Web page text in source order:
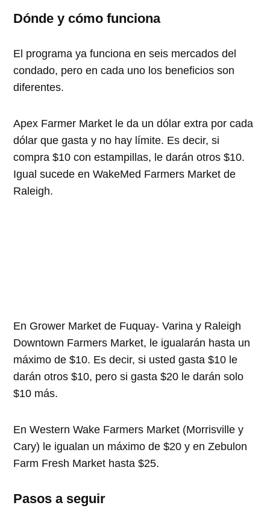
Dónde y cómo funciona
El programa ya funciona en seis mercados del
condado, pero en cada uno los beneficios son
diferentes.
Apex Farmer Market le da un dólar extra por cada
dólar que gasta y no hay límite. Es decir, si
compra $10 con estampillas, le darán otros $10.
Igual sucede en WakeMed Farmers Market de
Raleigh.
En Grower Market de Fuquay- Varina y Raleigh
Downtown Farmers Market, le igualarán hasta un
máximo de $10. Es decir, si usted gasta $10 le
darán otros $10, pero si gasta $20 le darán solo
$10 más.
En Western Wake Farmers Market (Morrisville y
Cary) le igualan un máximo de $20 y en Zebulon
Farm Fresh Market hasta $25.
Pasos a seguir